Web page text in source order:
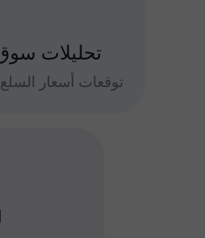
تحليلات سوق
توقعات أسعار